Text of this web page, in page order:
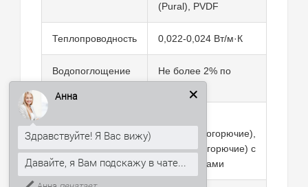
(Pural), PVDF
Теплопроводность 0,022-0,024 Вт/м·К
Водопоглощение
Не более 2% по
Группа горючести
(нормальногорючие),
Г4 (сильногорючие) с
антипиренами
Анна
Здравствуйте! Я Вас вижу)
Давайте, я Вам подскажу в чате...
К тому же, могу рассказать, как
получить скидку 5% на первый
заказ.